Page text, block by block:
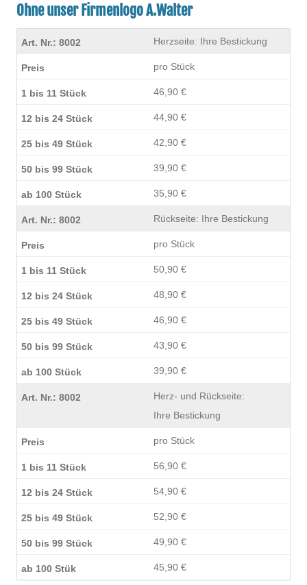
Ohne unser Firmenlogo A.Walter
Herzseite: Ihre Bestickung
pro Stück
46,90 €
44,90 €
42,90 €
39,90 €
35,90 €
Rückseite: Ihre Bestickung
pro Stück
50,90 €
48,90 €
46,90 €
43,90 €
39,90 €
Herz- und Rückseite:
Ihre Bestickung
pro Stück
56,90 €
54,90 €
52,90 €
49,90 €
45,90 €